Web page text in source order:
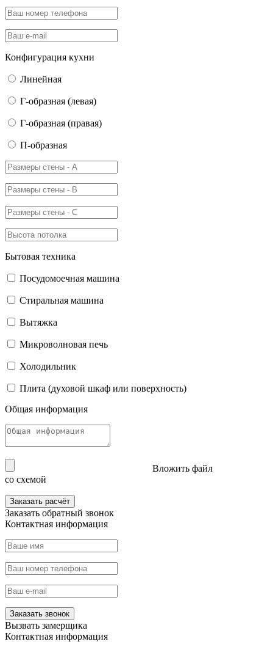
Конфигурация кухни
Линейная
Г-образная (левая)
Г-образная (правая)
П-образная
Бытовая техника
Посудомоечная машина
Стиральная машина
Вытяжка
Микроволновая печь
Холодильник
Плита (духовой шкаф или поверхность)
Общая информация
Вложить файл
со схемой
Заказать расчёт
Заказать обратный звонок
Контактная информация
Заказать звонок
Вызвать замерщика
Контактная информация